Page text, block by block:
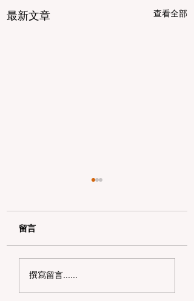
最新文章 查看全部
2026 湾区独立日遛娃
留言
撰寫留言......